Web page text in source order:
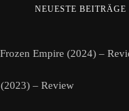
NEUESTE BEITRÄGE
Empire (2024) –
– Review